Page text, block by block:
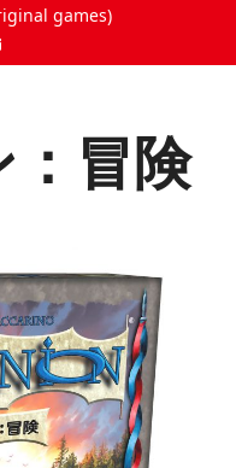
games)
：冒険